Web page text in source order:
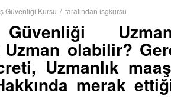
Güvenliği Kursu / tarafından isgkursu
olabilir?
Uzmanlık
merak